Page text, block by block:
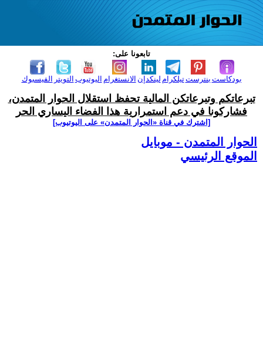
تابعونا على:
الفيسبوك التويتر اليوتيوب الانستغرام لينكدإن تيلكرامبنترست بودكاست
تبرعاتكم وتبرعاتكن المالية تحفظ استقلال الحوار المتمدن،
فشاركونا في دعم استمرارية هذا الفضاء اليساري الحر
[اشترك في قناة ‫«الحوار المتمدن» على اليوتيوب]
الحوار المتمدن - موبايل
الموقع الرئيسي